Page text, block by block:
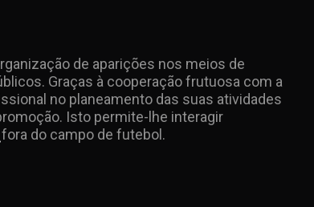
de aparições nos meios de
Graças à cooperação frutuosa com a
no planeamento das suas atividades
Isto permite-lhe interagir
do campo de futebol.